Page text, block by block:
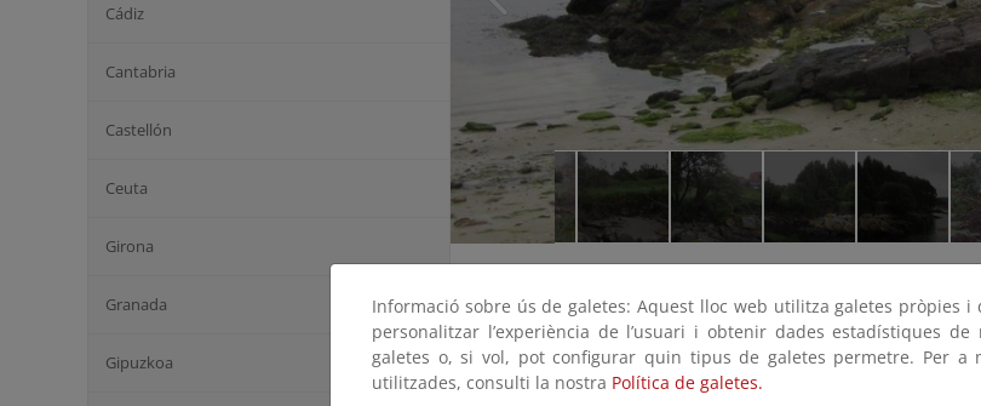
Cádiz
Cantabria
Castellón
Ceuta
Girona
Granada
Gipuzkoa
Informació sobre ús de galetes: Aquest lloc web utilitza galetes pròpies
personalitzar l’experiència de l’usuari i obtenir dades estadístiques de
galetes o, si vol, pot configurar quin tipus de galetes permetre. Per a
utilitzades, consulti la nostra Política de galetes.